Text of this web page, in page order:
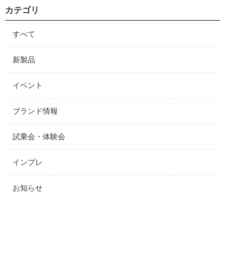
カテゴリ
すべて
新製品
イベント
ブランド情報
試乗会・体験会
インプレ
お知らせ